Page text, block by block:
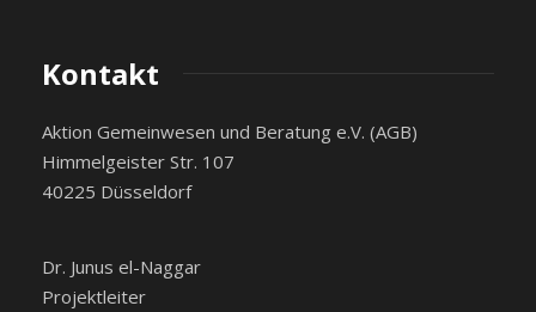
Kontakt
Aktion Gemeinwesen und Beratung e.V. (AGB)
Himmelgeister Str. 107
40225 Düsseldorf
Dr. Junus el-Naggar
Projektleiter